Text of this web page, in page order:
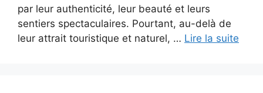
par leur authenticité, leur beauté et leurs
sentiers spectaculaires. Pourtant, au-delà de
leur attrait touristique et naturel, … Lire la suite